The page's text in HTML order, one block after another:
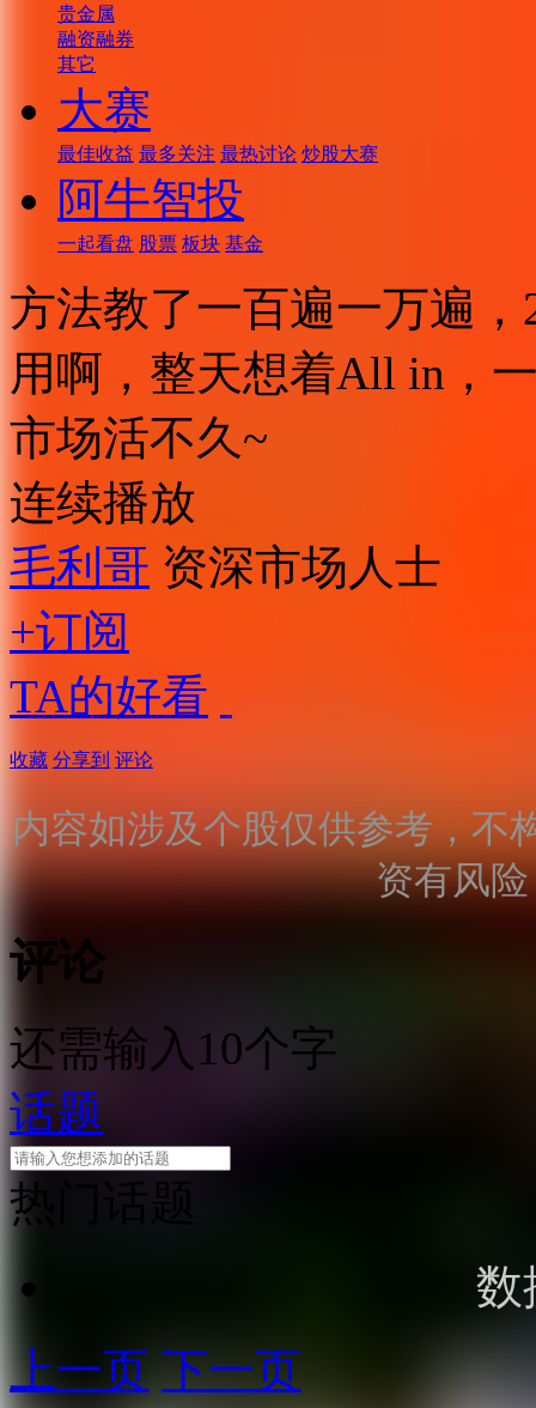
贵金属
融资融券
其它
大赛
最佳收益 最多关注 最热讨论 炒股大赛
阿牛智投
一起看盘 股票 板块 基金
方法教了一百遍一万遍
用啊，整天想着All in，
市场活不久~
连续播放
毛利哥 资深市场人士
+订阅
TA的好看
收藏 分享到 评论
内容如涉及个股仅供参考，不
资有风
评论
还需输入10个字
话题
热门话题
数
上一页 下一页